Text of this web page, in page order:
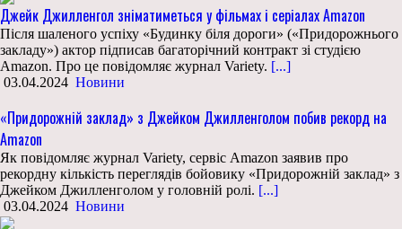
Джейк Джилленгол зніматиметься у фільмах і серіалах Amazon
Після шаленого успіху «Будинку біля дороги» («Придорожнього
закладу») актор підписав багаторічний контракт зі студією
Amazon. Про це повідомляє журнал Variety. [...]
03.04.2024 Новини
«Придорожній заклад» з Джейком Джилленголом побив рекорд на
Amazon
Як повідомляє журнал Variety, сервіс Amazon заявив про
рекордну кількість переглядів бойовику «Придорожній заклад» з
Джейком Джилленголом у головній ролі. [...]
03.04.2024 Новини